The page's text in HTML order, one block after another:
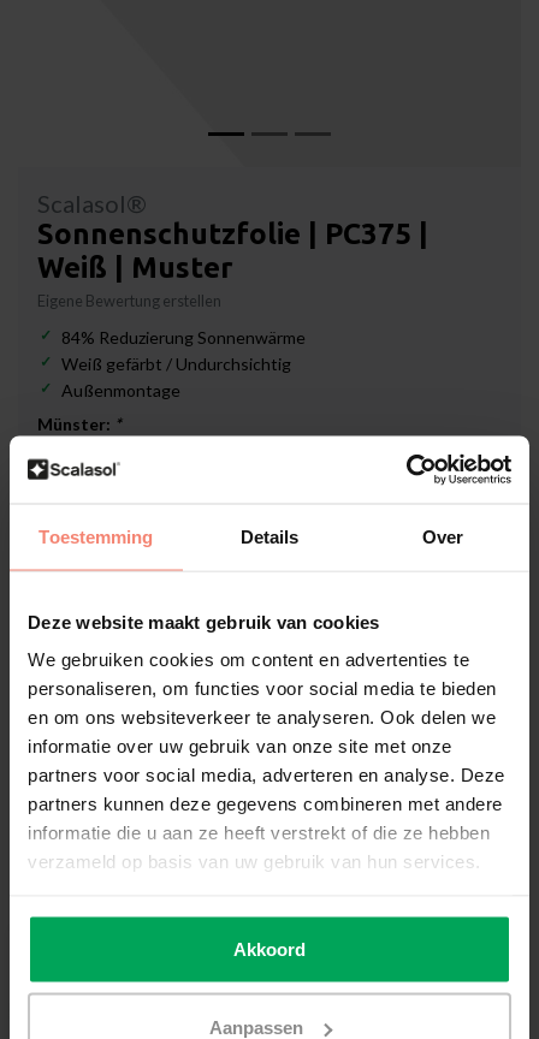
Toestemming Details Over
Deze website maakt gebruik van cookies
We gebruiken cookies om content en advertenties te
personaliseren, om functies voor social media te bieden
en om ons websiteverkeer te analyseren. Ook delen we
informatie over uw gebruik van onze site met onze
partners voor social media, adverteren en analyse. Deze
partners kunnen deze gegevens combineren met andere
informatie die u aan ze heeft verstrekt of die ze hebben
verzameld op basis van uw gebruik van hun services.
Akkoord
Aanpassen
Scalasol®
Sonnenschutzfolie | PC375 |
Weiß | Muster
Eigene Bewertung erstellen
84% Reduzierung Sonnenwärme
Weiß gefärbt / Undurchsichtig
Außenmontage
Münster: *
Lieferzeit: 3-5 Werktage
Hochwertige Folien-Qualität
Zuschnitt nach Maß
Lieferzeit 3-5 Werktage
Zusatzinformation?Neem contact met ons op